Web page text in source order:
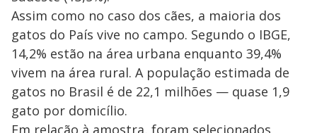
Assim como no caso dos cães, a maioria dos
gatos do País vive no campo. Segundo o IBGE,
14,2% estão na área urbana enquanto 39,4%
vivem na área rural. A população estimada de
gatos no Brasil é de 22,1 milhões — quase 1,9
gato por domicílio.
Em relação à amostra, foram selecionados